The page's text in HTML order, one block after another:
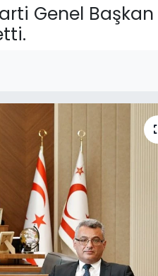
Genel Başkan